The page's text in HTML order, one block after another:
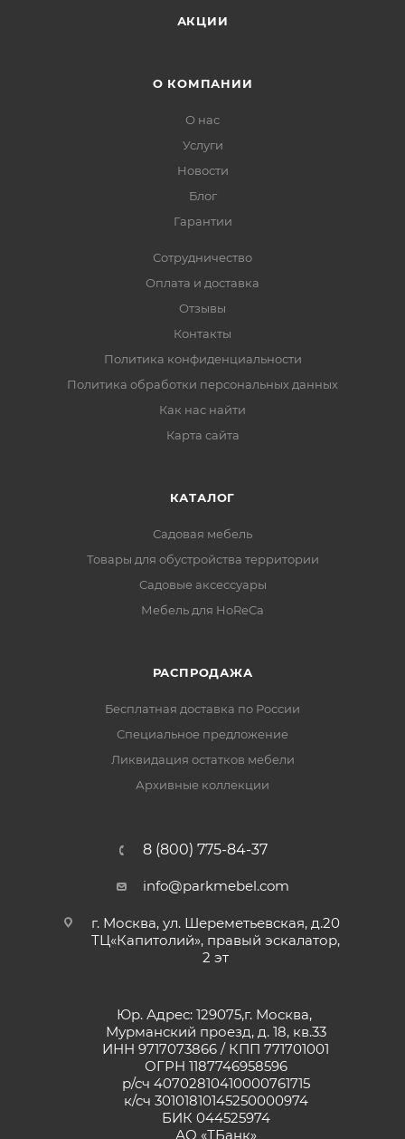
АКЦИИ
О КОМПАНИИ
О нас
Услуги
Новости
Блог
Гарантии
Сотрудничество
Оплата и доставка
Отзывы
Контакты
Политика конфиденциальности
Политика обработки персональных данных
Как нас найти
Карта сайта
КАТАЛОГ
Садовая мебель
Товары для обустройства территории
Садовые аксессуары
Мебель для HoReCa
РАСПРОДАЖА
Бесплатная доставка по России
Специальное предложение
Ликвидация остатков мебели
Архивные коллекции
8 (800) 775-84-37
info@parkmebel.com
г. Москва, ул. Шереметьевская, д.20
ТЦ«Капитолий», правый эскалатор,
2 эт
Юр. Адрес: 129075,г. Москва,
Мурманский проезд, д. 18, кв.33
ИНН 9717073866 / КПП 771701001
ОГРН 1187746958596
р/сч 40702810410000761715
к/сч 30101810145250000974
БИК 044525974
АО «ТБанк»